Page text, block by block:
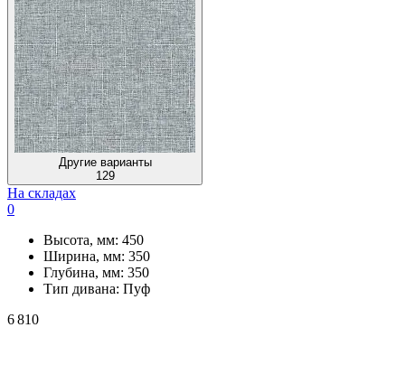
Другие варианты
129
На складах
0
Высота, мм: 450
Ширина, мм: 350
Глубина, мм: 350
Тип дивана: Пуф
6 810